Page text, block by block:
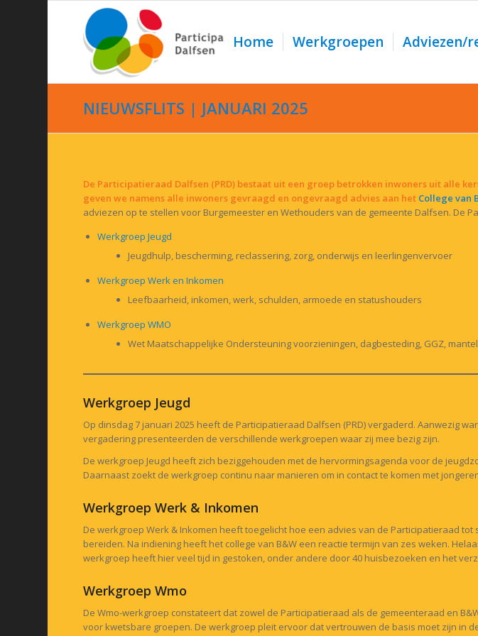
Home Werkgroepen Adviezen/
NIEUWSFLITS | JANUARI 2025
De Participatieraad Dalfsen (PRD) bestaat uit een groep betrokken inwoners uit alle
geven we namens alle inwoners gevraagd en ongevraagd advies aan het College van
adviezen op te stellen voor Burgemeester en Wethouders van de gemeente Dalfsen. De
Werkgroep Jeugd
Jeugdhulp, bescherming, reclassering, zorg, onderwijs en leerlingenvervoer
Werkgroep Werk en Inkomen
Leefbaarheid, inkomen, werk, schulden, armoede en statushouders
Werkgroep WMO
Wet Maatschappelijke Ondersteuning voorzieningen, dagbesteding, GGZ,
Werkgroep Jeugd
Op dinsdag 7 januari 2025 heeft de Participatieraad Dalfsen (PRD) vergaderd. Aanwezig
vergadering presenteerden de verschillende werkgroepen waar zij mee bezig zijn.
De werkgroep Jeugd heeft zich beziggehouden met de hervormingsagenda voor de
Daarnaast zoekt de werkgroep continu naar manieren om in contact te komen met
Werkgroep Werk & Inkomen
De werkgroep Werk & Inkomen heeft toegelicht hoe een advies van de Participatieraad
bereiden. Na indiening heeft het college van B&W een reactie termijn van zes weken.
werkgroep heeft hier veel tijd in gestoken, onder andere door 40 huisbezoeken en het
Werkgroep Wmo
De Wmo-werkgroep constateert dat zowel de Participatieraad als de gemeenteraad en
voor kwetsbare groepen. De werkgroep pleit ervoor dat vertrouwen de basis moet zijn in